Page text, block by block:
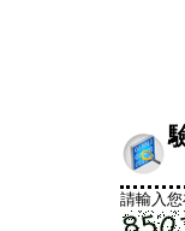
請輸入